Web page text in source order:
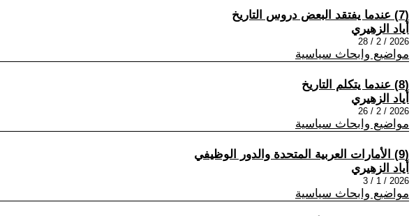
(7) عندما يفتقد البعض دروس التاريخ
أياد الزهيري
2026 / 2 / 28
مواضيع وابحاث سياسية
(8) عندما يتكلم التاريخ
أياد الزهيري
2026 / 2 / 26
مواضيع وابحاث سياسية
(9) الأمارات العربية المتحدة والدور الوظيفي
أياد الزهيري
2026 / 1 / 3
مواضيع وابحاث سياسية